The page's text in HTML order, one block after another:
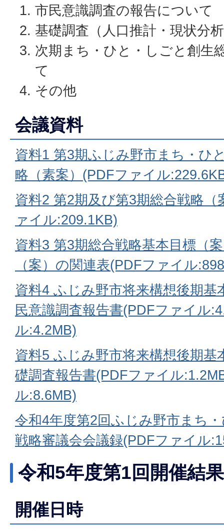
市民意識調査の報告について
基礎調査（人口推計・現状分
次期まち・ひと・しごと創生
て
その他
会議資料
資料1 第3期ふじみ野市まち・ひ
略（素案）(PDFファイル
資料2 第2期及び第3期総合戦略
ァイル:209.1KB)
資料3 第3期総合戦略基本目標（
（案）の関連表(PDFファイル
資料4 ふじみ野市将来構想後期基
民意識調査報告書(PDFファイル
ル:4.2MB)
資料5 ふじみ野市将来構想後期基
礎調査報告書(PDFファイル
ル:8.6MB)
令和4年度第2回ふじみ野市まち
戦略審議会会議録(PDFファイル
令和5年度第1回開催結果
開催日時